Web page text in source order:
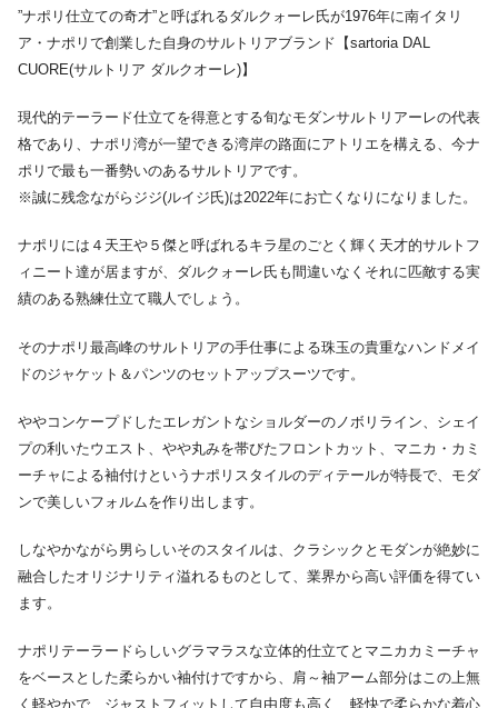
”ナポリ仕立ての奇才”と呼ばれるダルクォーレ氏が1976年に南イタリ
ア・ナポリで創業した自身のサルトリアブランド【sartoria DAL
CUORE(サルトリア ダルクオーレ)】
現代的テーラード仕立てを得意とする旬なモダンサルトリアーレの代表
格であり、ナポリ湾が一望できる湾岸の路面にアトリエを構える、今ナ
ポリで最も一番勢いのあるサルトリアです。
※誠に残念ながらジジ(ルイジ氏)は2022年にお亡くなりになりました。
ナポリには４天王や５傑と呼ばれるキラ星のごとく輝く天才的サルトフ
ィニート達が居ますが、ダルクォーレ氏も間違いなくそれに匹敵する実
績のある熟練仕立て職人でしょう。
そのナポリ最高峰のサルトリアの手仕事による珠玉の貴重なハンドメイ
ドのジャケット＆パンツのセットアップスーツです。
ややコンケープドしたエレガントなショルダーのノボリライン、シェイ
プの利いたウエスト、やや丸みを帯びたフロントカット、マニカ・カミ
ーチャによる袖付けというナポリスタイルのディテールが特長で、モダ
ンで美しいフォルムを作り出します。
しなやかながら男らしいそのスタイルは、クラシックとモダンが絶妙に
融合したオリジナリティ溢れるものとして、業界から高い評価を得てい
ます。
ナポリテーラードらしいグラマラスな立体的仕立てとマニカカミーチャ
をベースとした柔らかい袖付けですから、肩～袖アーム部分はこの上無
く軽やかで、ジャストフィットして自由度も高く、軽快で柔らかな着心